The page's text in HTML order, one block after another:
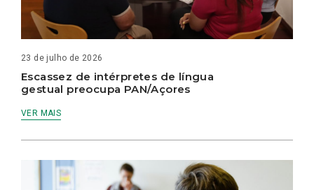
23 de julho de 2026
Escassez de intérpretes de língua
gestual preocupa PAN/Açores
VER MAIS